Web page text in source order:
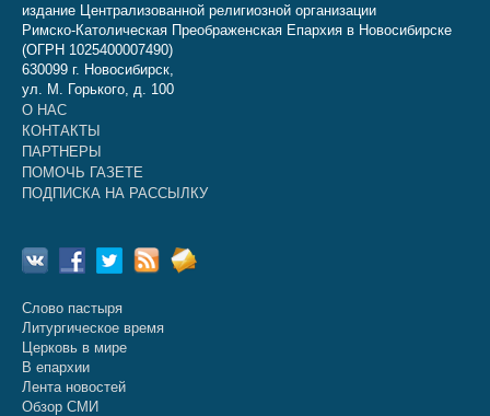
издание Централизованной религиозной организации
Римско-Католическая Преображенская Епархия в Новосибирске
(ОГРН 1025400007490)
630099 г. Новосибирск,
ул. М. Горького, д. 100
О НАС
КОНТАКТЫ
ПАРТНЕРЫ
ПОМОЧЬ ГАЗЕТЕ
ПОДПИСКА НА РАССЫЛКУ
Слово пастыря
Литургическое время
Церковь в мире
В епархии
Лента новостей
Обзор СМИ